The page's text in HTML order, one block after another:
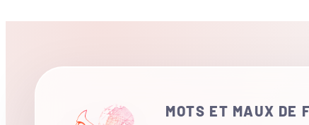
MOTS ET MAUX DE